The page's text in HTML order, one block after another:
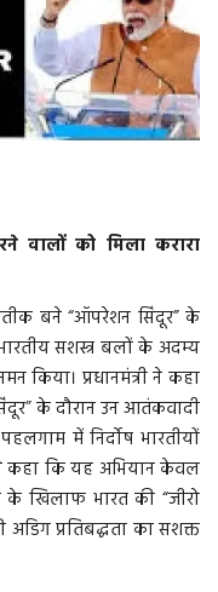
वालों को मिला करारा
बने “ऑपरेशन सिंदूर” के
भारतीय सशस्त्र बलों के अदम्य
किया। प्रधानमंत्री ने कहा
के दौरान उन आतंकवादी
में निर्दोष भारतीयों
कहा कि यह अभियान केवल
खिलाफ भारत की “जीरो
अडिग प्रतिबद्धता का सशक्त